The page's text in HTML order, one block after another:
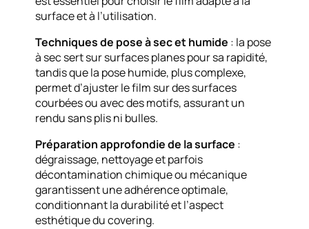
surface et à l’utilisation.
Techniques de pose à sec et humide : la pose
à sec sert sur surfaces planes pour sa rapidité,
tandis que la pose humide, plus complexe,
permet d’ajuster le film sur des surfaces
courbées ou avec des motifs, assurant un
rendu sans plis ni bulles.
Préparation approfondie de la surface :
dégraissage, nettoyage et parfois
décontamination chimique ou mécanique
garantissent une adhérence optimale,
conditionnant la durabilité et l’aspect
esthétique du covering.